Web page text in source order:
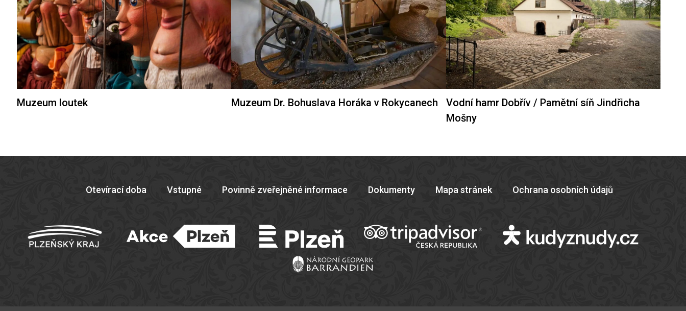
Muzeum loutek Muzeum Dr. Bohuslava Horáka v Rokycanech
Vodní hamr Dobřív / Pamětní síň Jindřicha
Mošny
Otevírací doba Vstupné Povinně zveřejněné informace Dokumenty Mapa stránek Ochrana osobních údajů